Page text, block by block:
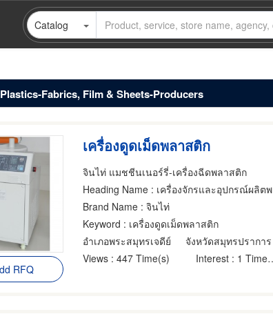
Catalog
Fabrics, Film & Sheets-Producers
RFQ
เครื่องดูดเม็ดพลาสติก
จินไท่ แมชชีนเนอร์รี่-เครื่องฉีดพลาสติก
Heading Name : เครื่องจักรและอุปกรณ์ผลิตพลาสติก,ขายส่งและผู้ผลิตผลิตภัณฑ์พิเศษพลาสติก,ผู้ผลิตผ้าใส ฟิล์มและแผ่นใสพลาสติก
Brand Name : จินไท่
Keyword : เครื่องดูดเม็ดพลาสติก
อำเภอพระสมุทรเจดีย์
จังหวัดสมุทรปราการ
Views : 447 Time(s) Interest : 1 Time(s)